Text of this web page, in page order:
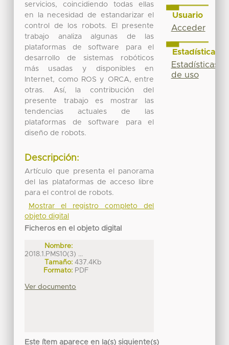
servicios, coincidiendo todas ellas
en la necesidad de estandarizar el
control de los robots. El presente
trabajo analiza algunas de las
plataformas de software para el
desarrollo de sistemas robóticos
más usadas y disponibles en
Internet, como ROS y ORCA, entre
otras. Así, la contribución del
presente trabajo es mostrar las
tendencias actuales de las
plataformas de software para el
diseño de robots.
Descripción:
Artículo que presenta el panorama
del las plataformas de acceso libre
para el control de robots.
Mostrar el registro completo del
objeto digital
Ficheros en el objeto digital
Nombre:
2018.1.PMS10(3) ...
Tamaño: 437.4Kb
Formato: PDF
Ver documento
Este ítem aparece en la(s) siguiente(s)
Usuario
Acceder
Estadísticas
Estadísticas
de uso